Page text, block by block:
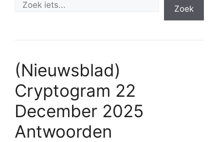
Zoek
(Nieuwsblad)
Cryptogram 22
December 2025
Antwoorden